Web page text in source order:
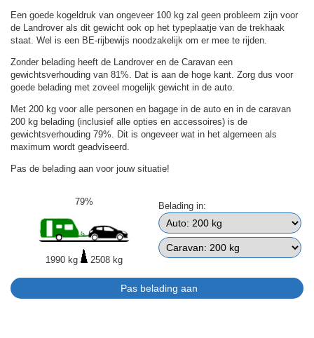
Een goede kogeldruk van ongeveer 100 kg zal geen probleem zijn voor
de Landrover als dit gewicht ook op het typeplaatje van de trekhaak
staat. Wel is een BE-rijbewijs noodzakelijk om er mee te rijden.
Zonder belading heeft de Landrover en de Caravan een
gewichtsverhouding van 81%. Dat is aan de hoge kant. Zorg dus voor
goede belading met zoveel mogelijk gewicht in de auto.
Met 200 kg voor alle personen en bagage in de auto en in de caravan
200 kg belading (inclusief alle opties en accessoires) is de
gewichtsverhouding 79%. Dit is ongeveer wat in het algemeen als
maximum wordt geadviseerd.
Pas de belading aan voor jouw situatie!
79%
1990 kg 2508 kg
Belading in: